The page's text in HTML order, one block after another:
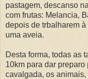
pastagem, descanso
com frutas: Melancia,
depois de trbalharem
uma aveia.
Desta forma, todas as
10km para dar
cavalgada, os